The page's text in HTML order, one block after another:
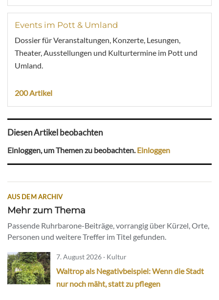
Events im Pott & Umland
Dossier für Veranstaltungen, Konzerte, Lesungen,
Theater, Ausstellungen und Kulturtermine im Pott und
Umland.
200 Artikel
Diesen Artikel beobachten
Einloggen, um Themen zu beobachten.Einloggen
AUS DEM ARCHIV
Mehr zum Thema
Passende Ruhrbarone-Beiträge, vorrangig über Kürzel, Orte,
Personen und weitere Treffer im Titel gefunden.
7. August 2026 · Kultur
Waltrop als Negativbeispiel: Wenn die Stadt
nur noch mäht, statt zu pflegen